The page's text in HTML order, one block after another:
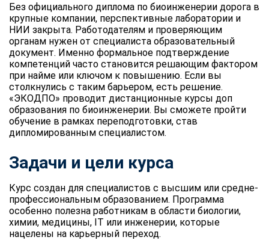
Без официального диплома по биоинженерии дорога в
крупные компании, перспективные лаборатории и
НИИ закрыта. Работодателям и проверяющим
органам нужен от специалиста образовательный
документ. Именно формальное подтверждение
компетенций часто становится решающим фактором
при найме или ключом к повышению. Если вы
столкнулись с таким барьером, есть решение.
«ЭКОДПО» проводит дистанционные курсы доп
образования по биоинженерии. Вы сможете пройти
обучение в рамках переподготовки, став
дипломированным специалистом.
Задачи и цели курса
Курс создан для специалистов с высшим или средне-
профессиональным образованием. Программа
особенно полезна работникам в области биологии,
химии, медицины, IT или инженерии, которые
нацелены на карьерный переход.